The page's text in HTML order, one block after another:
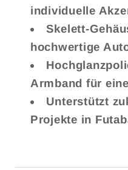
individuelle
Skelett-
hochwertige
Armband für
Unterstützt
Projekte in